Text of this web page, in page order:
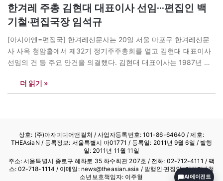
한겨레 주총 김현대 대표이사 선임···편집인 백
기철·편집국장 임석규
[아시아엔=편집국] 한겨레신문사는 20일 서울 마포구 한겨레신문
사 사옥 청암홀에서 제32기 정기주주총회를 열고 김현대 대표이사
선임의 건 등 주요 안건을 의결했다. 김현대 대표이사는 1987년 한
총괄팀장 등을 거쳤으며, 전략기획실장, 미디어사업단장, 미디어사
업기획부장, 출판국장 등을 역임했다. 대표이사 임기는 3년이다. 한
더 읽기 »
상호: (주)아자미디어앤컬처 /사업자등록번호: 101-86-64640 / 제호:
THEAsiaN / 등록정보: 서울특별시 아01771 / 등록일: 2011년 9월 6일 / 발행
일: 2011년 11월 11일
주소: 서울특별시 종로구 혜화로 35 화수회관 207호 / 전화: 02-712-4111 / 팩
스: 02-718-1114 / 이메일: news@theasian.asia / 발행인·편집인: 이상기 / 청
소년보호책임자: 이주형
AI 에이전트